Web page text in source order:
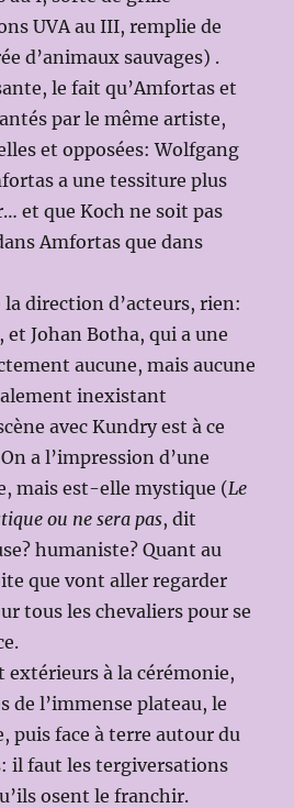
UVA au III, remplie de
d’animaux sauvages) .
le fait qu’Amfortas et
par le même artiste,
et opposées: Wolfgang
a une tessiture plus
et que Koch ne soit pas
Amfortas que dans
la direction d’acteurs, rien:
et Johan Botha, qui a une
aucune, mais aucune
inexistant
avec Kundry est à ce
a l’impression d’une
mais est-elle mystique (Le
ou ne sera pas, dit
humaniste? Quant au
que vont aller regarder
tous les chevaliers pour se
extérieurs à la cérémonie,
de l’immense plateau, le
puis face à terre autour du
il faut les tergiversations
osent le franchir.